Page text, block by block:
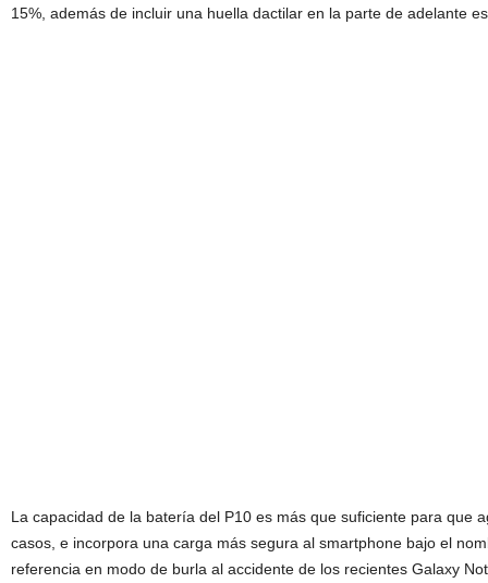
15%, además de incluir una huella dactilar en la parte de adelante
La capacidad de la batería del P10 es más que suficiente para que
casos, e incorpora una carga más segura al smartphone bajo el
referencia en modo de burla al accidente de los recientes Galaxy